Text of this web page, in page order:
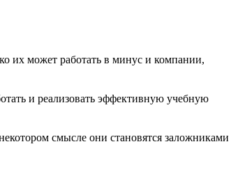
их может работать в минус и компании,
и реализовать эффективную учебную
смысле они становятся заложниками